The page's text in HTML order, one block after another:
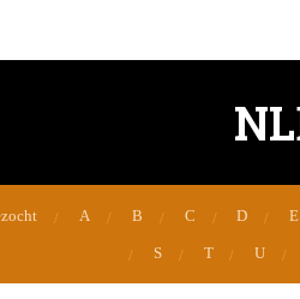
A B C D E
S T U